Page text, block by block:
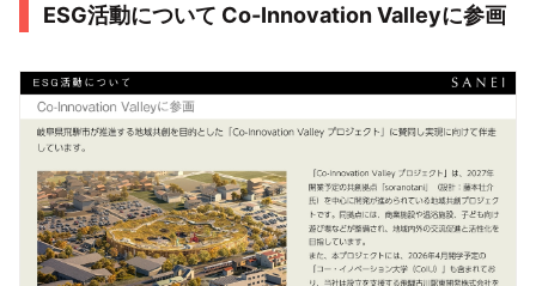
ESG活動について Co-Innovation Valleyに参画